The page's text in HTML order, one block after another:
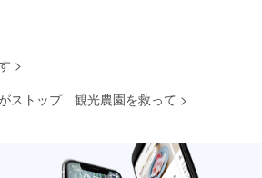
>
ストップ 観光農園を救って >